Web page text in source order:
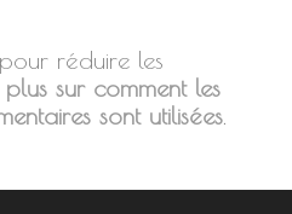
réduire les
plus sur comment les
sont utilisées.